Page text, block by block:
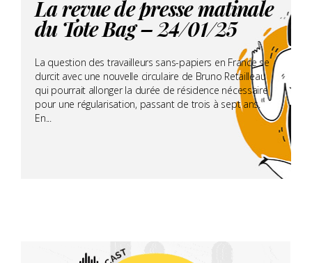
La revue de presse matinale
du Tote Bag – 24/01/25
La question des travailleurs sans-papiers en France se
durcit avec une nouvelle circulaire de Bruno Retailleau
qui pourrait allonger la durée de résidence nécessaire
pour une régularisation, passant de trois à sept ans.
En...